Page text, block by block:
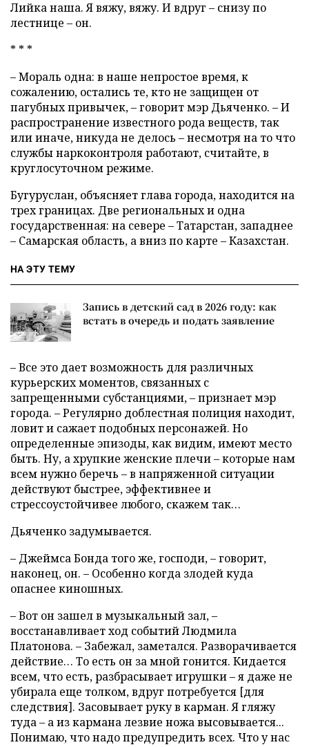
Лийка наша. Я вяжу, вяжу. И вдруг – снизу по
лестнице – он.
* * *
– Мораль одна: в наше непростое время, к
сожалению, остались те, кто не защищен от
пагубных привычек, – говорит мэр Дьяченко. – И
распространение известного рода веществ, так
или иначе, никуда не делось – несмотря на то что
службы наркоконтроля работают, считайте, в
круглосуточном режиме.
Бугуруслан, объясняет глава города, находится на
трех границах. Две региональных и одна
государственная: на севере – Татарстан, западнее
– Самарская область, а вниз по карте – Казахстан.
НА ЭТУ ТЕМУ
Запись в детский сад в 2026 году: как
встать в очередь и подать заявление
– Все это дает возможность для различных
курьерских моментов, связанных с
запрещенными субстанциями, – признает мэр
города. – Регулярно доблестная полиция находит,
ловит и сажает подобных персонажей. Но
определенные эпизоды, как видим, имеют место
быть. Ну, а хрупкие женские плечи – которые нам
всем нужно беречь – в напряженной ситуации
действуют быстрее, эффективнее и
стрессоустойчивее любого, скажем так…
Дьяченко задумывается.
– Джеймса Бонда того же, господи, – говорит,
наконец, он. – Особенно когда злодей куда
опаснее киношных.
– Вот он зашел в музыкальный зал, –
восстанавливает ход событий Людмила
Платонова. – Забежал, заметался. Разворачивается
действие… То есть он за мной гонится. Кидается
всем, что есть, разбрасывает игрушки – я даже не
убирала еще толком, вдруг потребуется [для
следствия]. Засовывает руку в карман. Я гляжу
туда – а из кармана лезвие ножа высовывается...
Понимаю, что надо предупредить всех. Что у нас